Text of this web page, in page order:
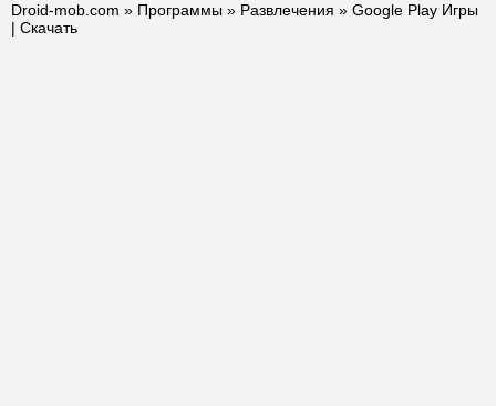
Droid-mob.com » Программы » Развлечения » Google Play Игры
| Скачать